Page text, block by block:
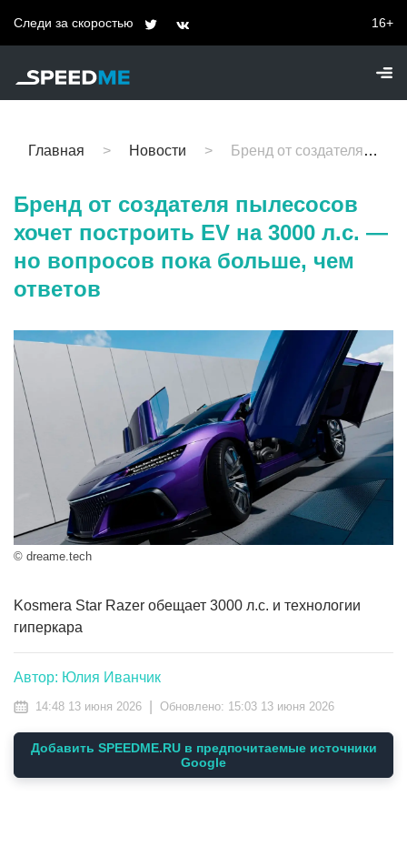
Следи за скоростью 16+
Главная Новости Бренд от создателя пылесосов хочет построить EV на 3000 л.с. — но вопросов пока больше, чем ответов
Бренд от создателя пылесосов
хочет построить EV на 3000 л.с. —
но вопросов пока больше, чем
ответов
© dreame.tech
Kosmera Star Razer обещает 3000 л.с. и технологии
гиперкара
Автор: Юлия Иванчик
14:48 13 июня 2026 Обновлено: 15:03 13 июня 2026
Добавить SPEEDME.RU в предпочитаемые источники
Google